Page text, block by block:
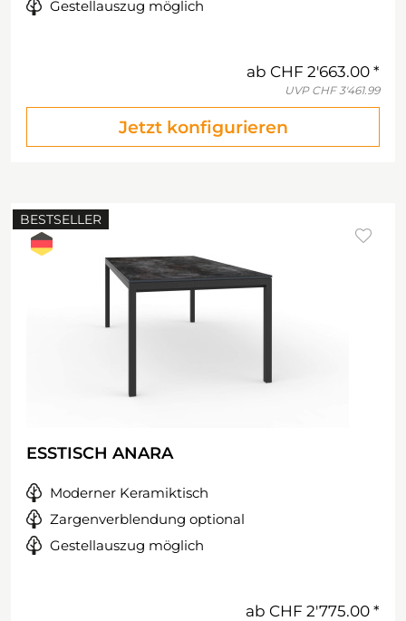
Gestellauszug möglich
ab CHF 2'663.00
UVP CHF 3'461.99
Jetzt konfigurieren
BESTSELLER
ESSTISCH ANARA
Moderner Keramiktisch
Zargenverblendung optional
Gestellauszug möglich
ab CHF 2'775.00